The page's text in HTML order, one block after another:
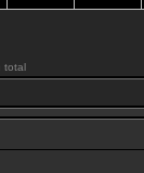
total